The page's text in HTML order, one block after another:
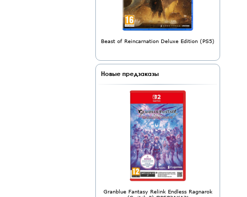
Beast of Reincarnation Deluxe Edition (PS5)
Новые предзаказы
Granblue Fantasy Relink Endless Ragnarok